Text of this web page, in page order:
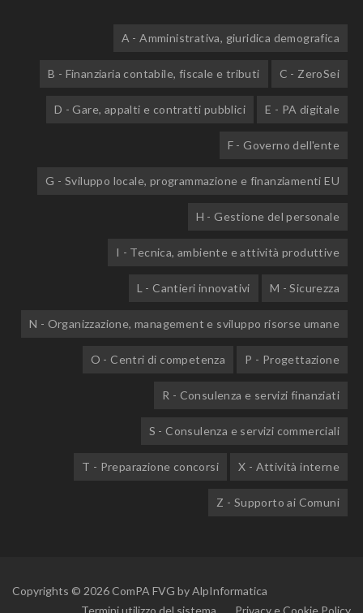
A - Amministrativa, giuridica demografica
B - Finanziaria contabile, fiscale e tributi C - ZeroSei
D - Gare, appalti e contratti pubblici E - PA digitale
F - Governo dell'ente
G - Sviluppo locale, programmazione e finanziamenti EU
H - Gestione del personale
I - Tecnica, ambiente e attività produttive
L - Cantieri innovativi M - Sicurezza
N - Organizzazione, management e sviluppo risorse umane
O - Centri di competenza P - Progettazione
R - Consulenza e servizi finanziati
S - Consulenza e servizi commerciali
T - Preparazione concorsi X - Attività interne
Z - Supporto ai Comuni
Copyrights © 2026 ComPA FVG byAlpInformatica
Termini utilizzo del sistema
Privacy e Cookie Policy